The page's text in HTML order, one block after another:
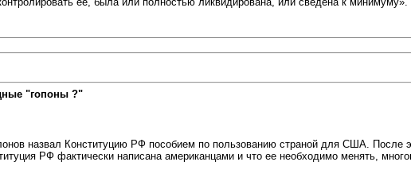
"гопоны ?"
назвал Конституцию РФ пособием по пользованию страной для США.
РФ фактически написана американцами и что ее необходимо менять,